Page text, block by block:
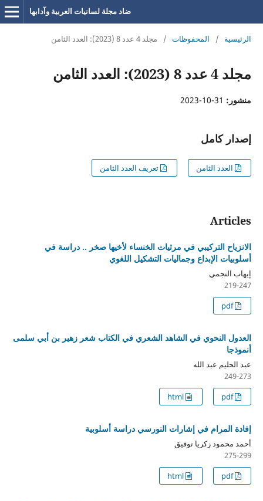
ضاد مجلة لسانيات العربية وآدابها
الرئيسية / المحفوظات / مجلد 4 عدد 8 (2023): العدد الثامن
مجلد 4 عدد 8 (2023): العدد الثامن
منشور: 31-10-2023
إصدار كامل
العدد الثامن تعريف العدد الثامن
Articles
الانزياح التركيبي في مرثيات الخنساء لأخيها صخر .. دراسة في
أسلوبيات الإبداع وجماليات التشكيل اللغوي
إيهاب النجمي
219-247
pdf
العدول النحوي في الشاهد الشعري في الكتاب شعر زهير بن أبي سلمى
أنموذجا
عبد الحليم عبد الله
249-273
pdf
html
إفادة المرام في إشارات النورسي دراسة أسلوبية
أحمد محمود زكريا توفيق
275-299
pdf
html